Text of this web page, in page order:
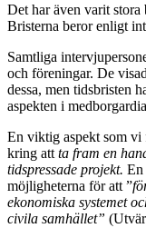
Det har även varit
Bristerna beror enligt
Samtliga
och föreningar. De
dessa, men tidsbristen
aspekten i
En viktig aspekt som vi
kring att ta fram en
tidspressade projekt. En
möjligheterna för att ”
ekonomiska systemet
civila samhället”